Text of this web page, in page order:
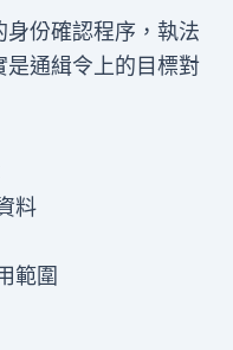
份確認程序，執法
通緝令上的目標對
料
範圍